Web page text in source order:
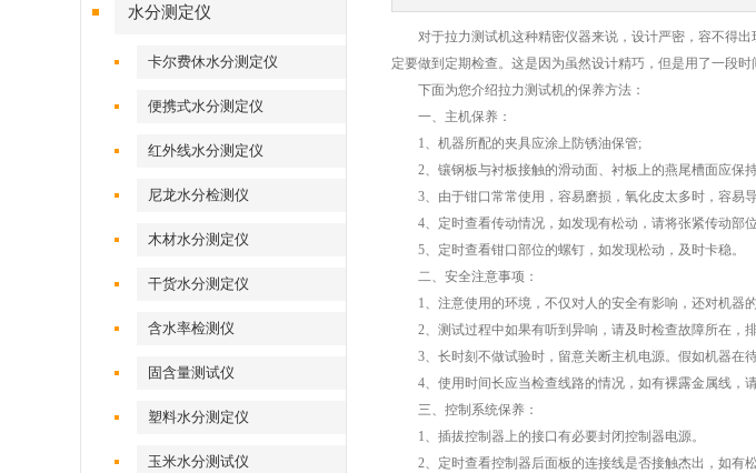
水分测定仪
卡尔费休水分测定仪
便携式水分测定仪
红外线水分测定仪
尼龙水分检测仪
木材水分测定仪
干货水分测定仪
含水率检测仪
固含量测试仪
塑料水分测定仪
玉米水分测试仪
对于拉力测试机这种精密仪器来说，设计严密，容不得出
定要做到定期检查。这是因为虽然设计精巧，但是用了一段
下面为您介绍拉力测试机的保养方法：
一、主机保养：
1、机器所配的夹具应涂上防锈油保管;
2、镶钢板与衬板接触的滑动面、衬板上的燕尾槽面应保持
3、由于钳口常常使用，容易磨损，氧化皮太多时，容易导
4、定时查看传动情况，如发现有松动，请将张紧传动部位
5、定时查看钳口部位的螺钉，如发现松动，及时卡稳。
二、安全注意事项：
1、注意使用的环境，不仅对人的安全有影响，还对机器的
2、测试过程中如果有听到异响，请及时检查故障所在，排
3、长时刻不做试验时，留意关断主机电源。假如机器在待
4、使用时间长应当检查线路的情况，如有裸露金属线，
三、控制系统保养：
1、插拔控制器上的接口有必要封闭控制器电源。
2、定时查看控制器后面板的连接线是否接触杰出，如有松